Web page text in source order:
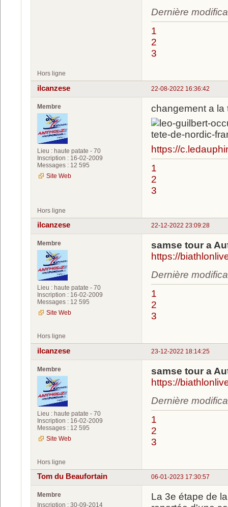
Dernière
1
2
3
Hors ligne
22-08-2022 16:36:42
ilcanzese
Membre
Lieu : haute patate - 70
Inscription : 16-02-2009
Messages : 12 595
Site Web
changement a la
https://
1
2
3
Hors ligne
22-12-2022 23:09:28
ilcanzese
Membre
Lieu : haute patate - 70
Inscription : 16-02-2009
Messages : 12 595
Site Web
samse tour a
https://
Dernière
1
2
3
Hors ligne
23-12-2022 18:14:25
ilcanzese
Membre
Lieu : haute patate - 70
Inscription : 16-02-2009
Messages : 12 595
Site Web
samse tour a
https://
Dernière
1
2
3
Hors ligne
06-01-2023 17:30:57
Tom du Beaufortain
Membre
Inscription : 30-09-2014
La 3e étape de